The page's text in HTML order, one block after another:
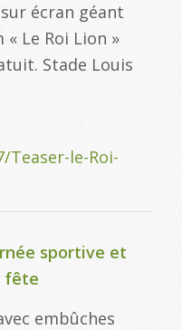
écran géant
Le Roi Lion »
Stade Louis
le-Roi-
sportive et
fête
embûches